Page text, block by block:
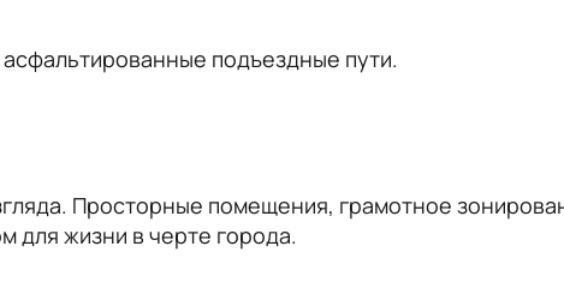
подъездные пути.
Просторные помещения, грамотное
для жизни в черте города.